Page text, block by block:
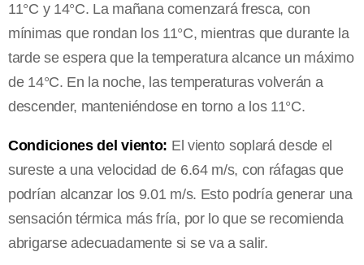
11°C y 14°C. La mañana comenzará fresca, con
mínimas que rondan los 11°C, mientras que durante la
tarde se espera que la temperatura alcance un máximo
de 14°C. En la noche, las temperaturas volverán a
descender, manteniéndose en torno a los 11°C.
Condiciones del viento: El viento soplará desde el
sureste a una velocidad de 6.64 m/s, con ráfagas que
podrían alcanzar los 9.01 m/s. Esto podría generar una
sensación térmica más fría, por lo que se recomienda
abrigarse adecuadamente si se va a salir.